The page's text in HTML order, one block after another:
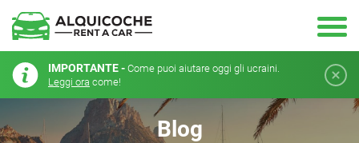
IMPORTANTE - Come puoi aiutare oggi gli ucraini.
Leggi ora come!
Blog